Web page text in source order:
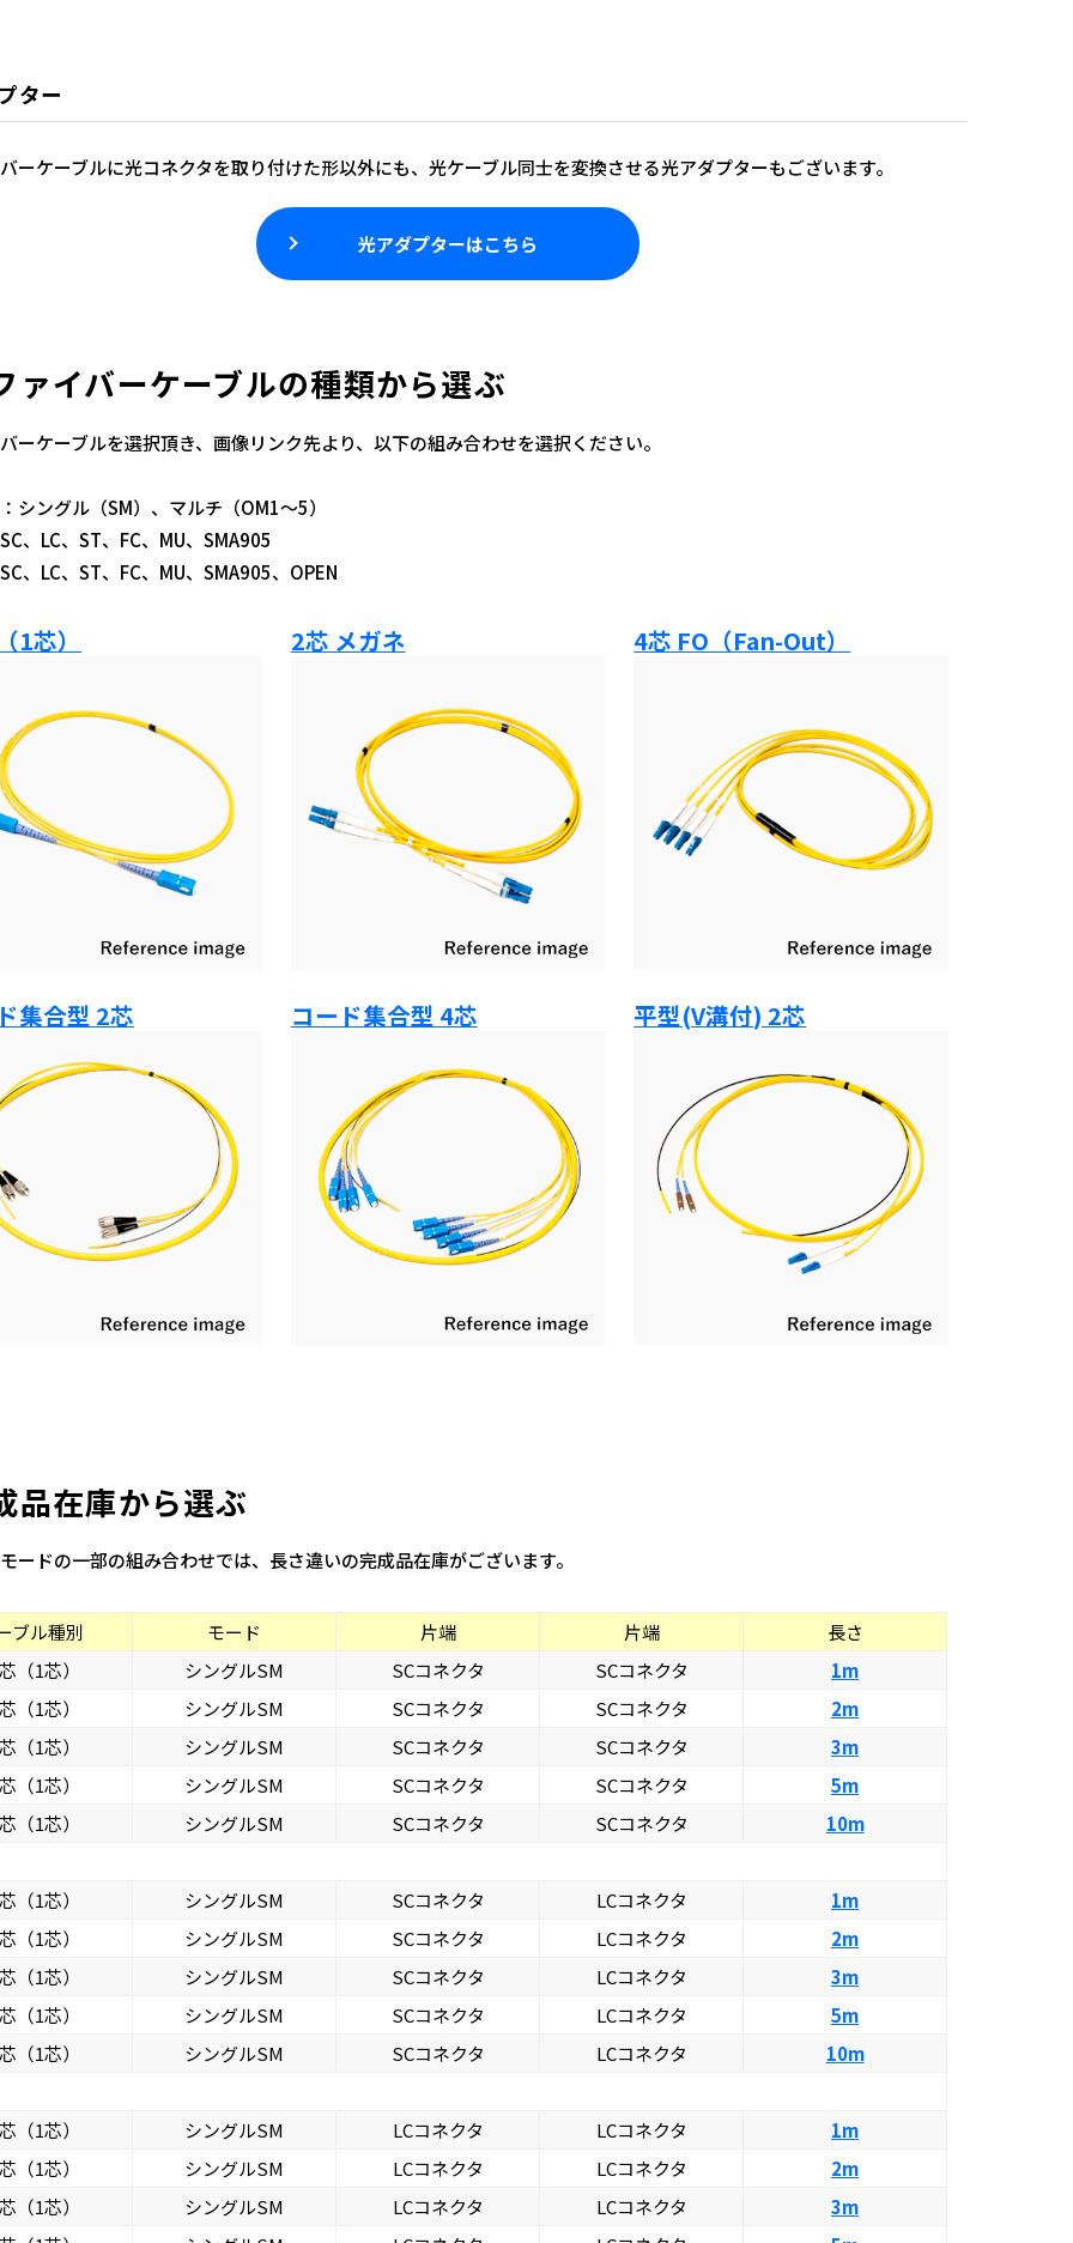
ター
ーケーブルに光コネクタを取り付けた形以外にも、光ケーブル同士を変換させる光アダプターもございます。
光アダプターはこちら
ァイバーケーブルの種類から選ぶ
ーケーブルを選択頂き、画像リンク先より、以下の組み合わせを選択ください。
シングル（SM）、マルチ（OM1～5）
、LC、ST、FC、MU、SMA905
、LC、ST、FC、MU、SMA905、OPEN
1芯） 2芯 メガネ 4芯 FO（Fan-Out）
集合型 2芯 コード集合型 4芯 平型(V溝付) 2芯
品在庫から選ぶ
ードの一部の組み合わせでは、長さ違いの完成品在庫がございます。
ブル種別 モード 片端 片端
長さ
（1芯）
シングルSM SCコネクタ SCコネクタ
1m
（1芯）
シングルSM SCコネクタ SCコネクタ
2m
（1芯）
シングルSM SCコネクタ SCコネクタ
3m
（1芯）
シングルSM SCコネクタ SCコネクタ
5m
（1芯）
シングルSM SCコネクタ SCコネクタ 10m
（1芯） シングルSM SCコネクタ LCコネクタ
1m
（1芯）
シングルSM SCコネクタ LCコネクタ
2m
（1芯）
シングルSM SCコネクタ LCコネクタ
3m
（1芯）
シングルSM SCコネクタ LCコネクタ
5m
（1芯）
シングルSM SCコネクタ LCコネクタ 10m
（1芯） シングルSM LCコネクタ LCコネクタ
1m
（1芯）
シングルSM LCコネクタ LCコネクタ
2m
（1芯）
シングルSM LCコネクタ LCコネクタ
3m